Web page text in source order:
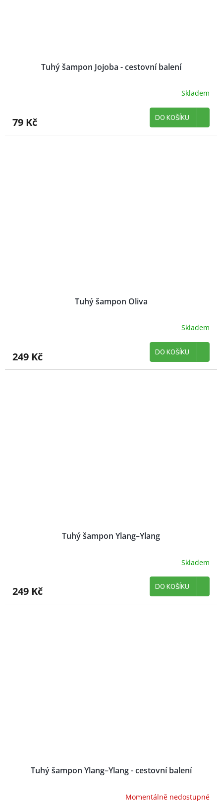
Tuhý šampon Jojoba - cestovní balení
Skladem
79 Kč DO KOŠÍKU
Tuhý šampon Oliva
Skladem
249 Kč DO KOŠÍKU
Tuhý šampon Ylang–Ylang
Skladem
249 Kč DO KOŠÍKU
Tuhý šampon Ylang–Ylang - cestovní balení
Momentálně nedostupné